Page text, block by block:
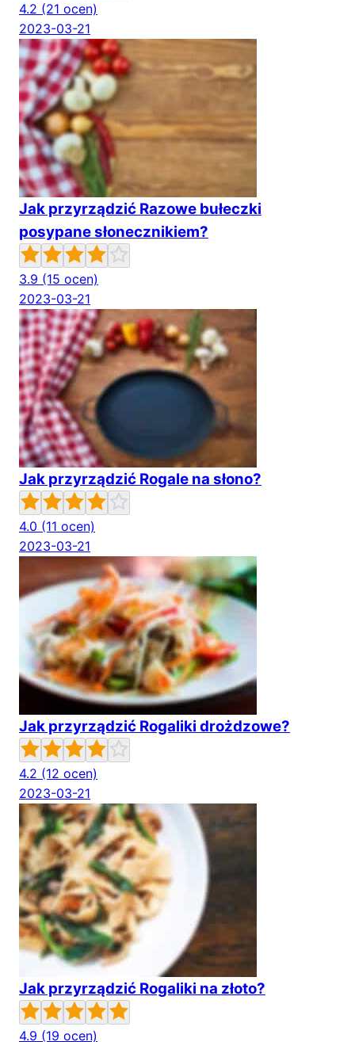
4.2 (21 ocen)
2023-03-21
Jak przyrządzić Razowe bułeczki
posypane słonecznikiem?
3.9 (15 ocen)
2023-03-21
Jak przyrządzić Rogale na słono?
4.0 (11 ocen)
2023-03-21
Jak przyrządzić Rogaliki drożdzowe?
4.2 (12 ocen)
2023-03-21
Jak przyrządzić Rogaliki na złoto?
4.9 (19 ocen)